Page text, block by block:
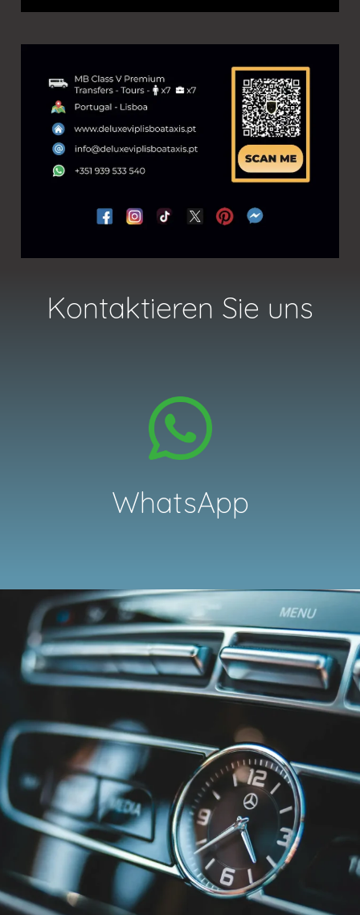
Kontaktieren Sie uns
WhatsApp